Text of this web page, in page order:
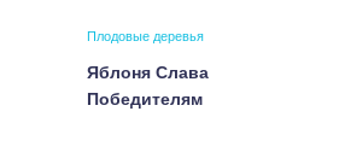
Плодовые деревья
Яблоня Слава
Победителям